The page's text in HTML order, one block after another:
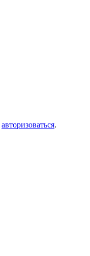
авторизоваться.